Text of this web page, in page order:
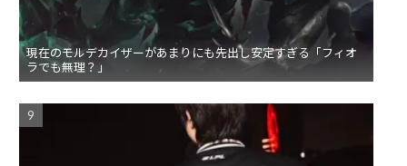
現在のモルデカイザーがあまりにも先出し安定すぎる「フィオ
ラでも無理？」